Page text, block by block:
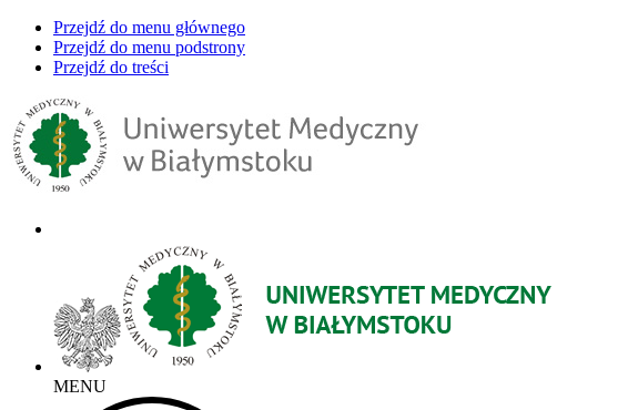
Przejdź do menu głównego
Przejdź do menu podstrony
Przejdź do treści
MENU